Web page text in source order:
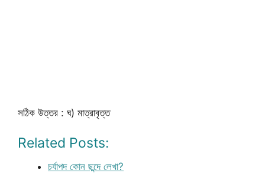
সঠিক উত্তর : ঘ) মাত্রাবৃত্ত
Related Posts:
চর্যাপদ কোন ছন্দে লেখা?